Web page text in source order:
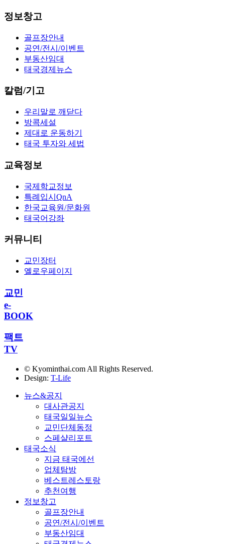
정보창고
골프장안내
공연/전시/이벤트
부동산임대
태국경제뉴스
칼럼/기고
우리말로 깨닫다
방콕세설
제대로 운동하기
태국 투자와 세법
교육정보
국제학교정보
특례입시QnA
한국교육원/문화원
태국어강좌
커뮤니티
교민장터
옐로우페이지
교민
e-
BOOK
팩트
TV
© Kyominthai.com All Rights Reserved.
Design: T-Life
뉴스&공지
대사관공지
태국일일뉴스
교민단체동정
스페샬리포트
태국소식
지금 태국에선
업체탐방
베스트레스토랑
추천여행
정보창고
골프장안내
공연/전시/이벤트
부동산임대